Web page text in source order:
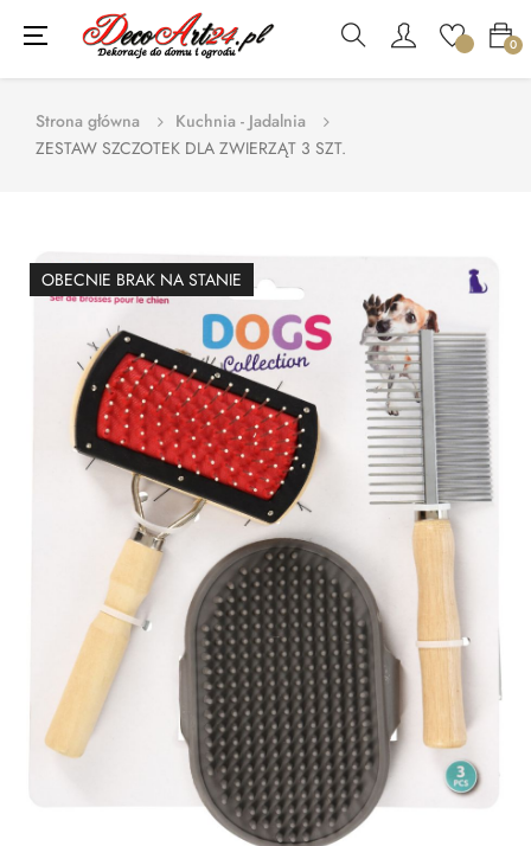
0
Toggle
navigation
☰
Strona główna
Kuchnia - Jadalnia
ZESTAW SZCZOTEK DLA ZWIERZĄT 3 SZT.
OBECNIE BRAK NA STANIE